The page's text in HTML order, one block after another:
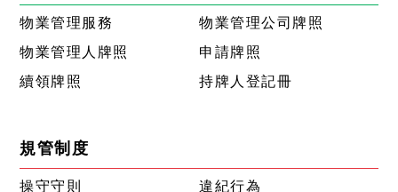
物業管理服務
物業管理公司牌照
物業管理人牌照
申請牌照
續領牌照
持牌人登記冊
規管制度
操守守則
違紀行為